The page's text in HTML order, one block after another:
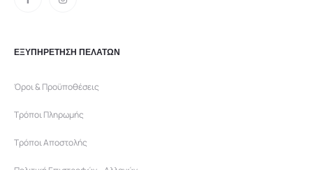
ΕΞΥΠΗΡΕΤΗΣΗ ΠΕΛΑΤΩΝ
Όροι & Προϋποθέσεις
Τρόποι Πληρωμής
Τρόποι Αποστολής